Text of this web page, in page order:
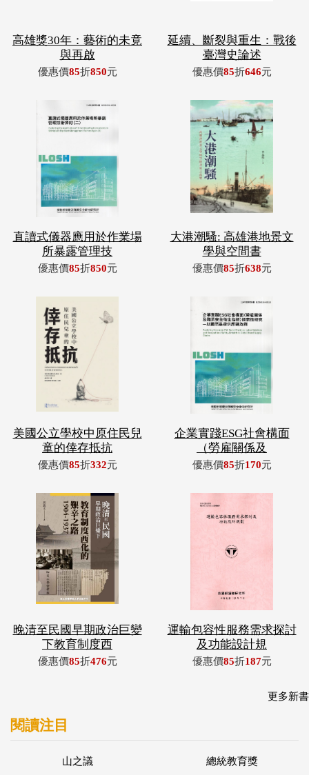
高雄獎30年：藝術的未竟
與再啟
優惠價85折850元
延續、斷裂與重生：戰後
臺灣史論述
優惠價85折646元
直讀式儀器應用於作業場
所暴露管理技
優惠價85折850元
大港潮騷: 高雄港地景文
學與空間書
優惠價85折638元
美國公立學校中原住民兒
童的倖存抵抗
優惠價85折332元
企業實踐ESG社會構面
（勞雇關係及
優惠價85折170元
晚清至民國早期政治巨變
下教育制度西
優惠價85折476元
運輸包容性服務需求探討
及功能設計規
優惠價85折187元
更多新書
閱讀注目
山之議 總統教育獎